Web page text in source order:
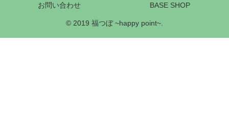
お問い合わせ
BASE SHOP
© 2019 福つぼ ~happy point~.